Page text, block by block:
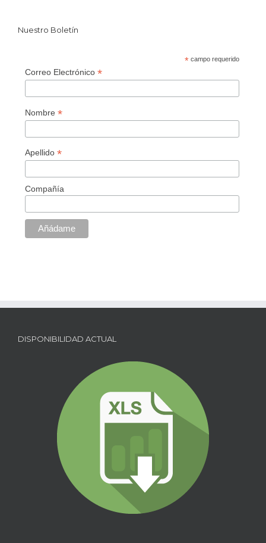
Nuestro Boletín
*campo requerido
Correo Electrónico *
Nombre *
Apellido *
Compañía
DISPONIBILIDAD ACTUAL